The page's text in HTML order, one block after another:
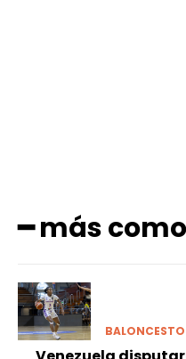
━ más
BALONCESTO